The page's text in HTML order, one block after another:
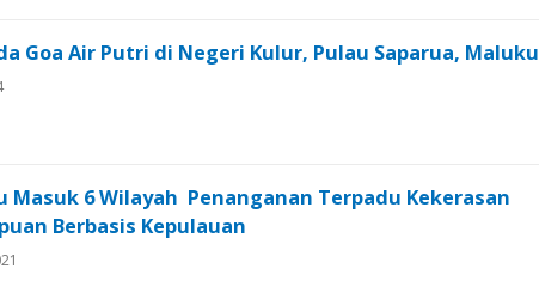
Goa Air Putri di Negeri Kulur, Pulau Saparua, Maluku
Masuk 6 Wilayah Penanganan Terpadu Kekerasan
Berbasis Kepulauan